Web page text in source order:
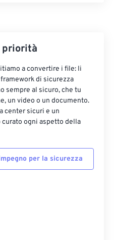
priorità
a convertire i file: li
di sicurezza
sempre al sicuro, che tu
un video o un documento.
center sicuri e un
ogni aspetto della
per la sicurezza